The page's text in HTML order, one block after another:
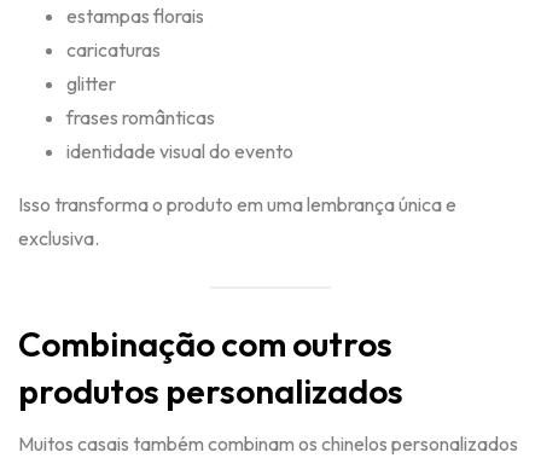
estampas florais
caricaturas
glitter
frases românticas
identidade visual do evento
Isso transforma o produto em uma lembrança única e
exclusiva.
Combinação com outros
produtos personalizados
Muitos casais também combinam os chinelos personalizados